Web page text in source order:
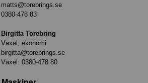
matts@torebrings.se
0380-478 83
Birgitta Torebring
Växel, ekonomi
birgitta@torebrings.se
Växel: 0380-478 80